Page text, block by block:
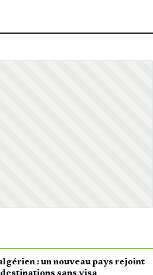
: un nouveau pays rejoint